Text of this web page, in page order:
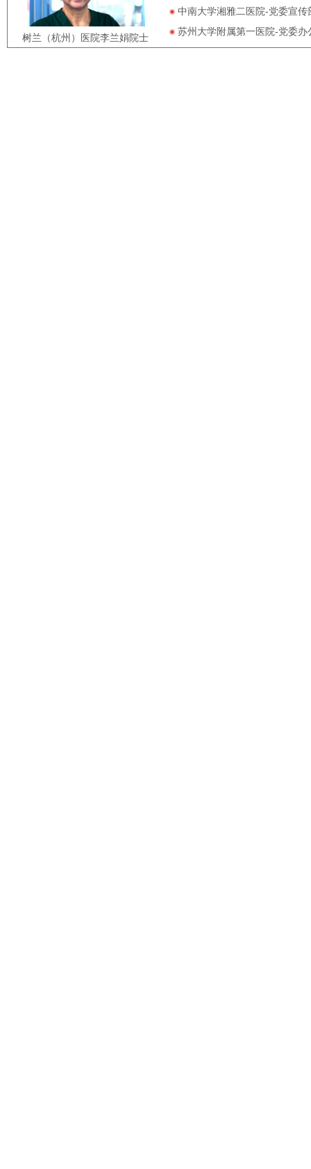
树兰（杭州）医院李兰娟院士
中南大学湘雅二医院-党委宣传
苏州大学附属第一医院-党委办